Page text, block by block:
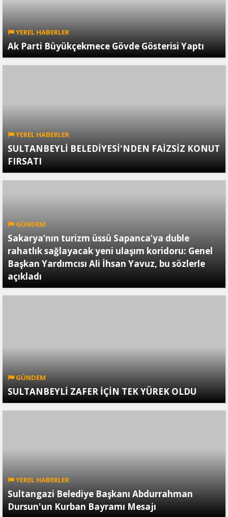
YEREL HABERLER
Ak Parti Büyükçekmece Gövde Gösterisi Yaptı
YEREL HABERLER
SULTANBEYLİ BELEDİYESİ'NDEN FAİZSİZ KONUT
FIRSATI
GÜNDEM
Sakarya’nın turizm üssü Sapanca’ya duble
rahatlık sağlayacak yeni ulaşım koridoru: Genel
Başkan Yardımcısı Ali İhsan Yavuz, bu sözlerle
açıkladı
GÜNDEM
SULTANBEYLİ ZAFER İÇİN TEK YÜREK OLDU
YEREL HABERLER
Sultangazi Belediye Başkanı Abdurrahman
Dursun'un Kurban Bayramı Mesajı